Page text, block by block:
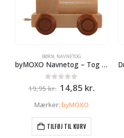
BØRN, NAVNETOG
byMOXO Navnetog – Tog – Lokomotiv
ud af 5
19,95kr. Den
oprindelige
pris
var:
19,95 kr..
14,85 kr.Den
Mærker: byMOXO
TILFØJ TIL KURV